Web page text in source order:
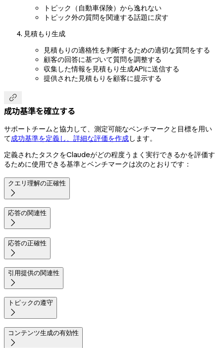
トピック（自動車保険）から逸れない
トピック外の質問を関連する話題に戻す
見積もり生成
見積もりの適格性を判断するための適切な質問をする
顧客の回答に基づいて質問を調整する
収集した情報を見積もり生成APIに送信する
提供された見積もりを顧客に提示する

成功基準を確立する
サポートチームと協力して、測定可能なベンチマークと目標を用い
て成功基準を定義し、詳細な評価を作成します。
定義されたタスクをClaudeがどの程度うまく実行できるかを評価す
るために使用できる基準とベンチマークは次のとおりです：
クエリ理解の正確性

応答の関連性

応答の正確性

引用提供の関連性

トピックの遵守

コンテンツ生成の有効性
